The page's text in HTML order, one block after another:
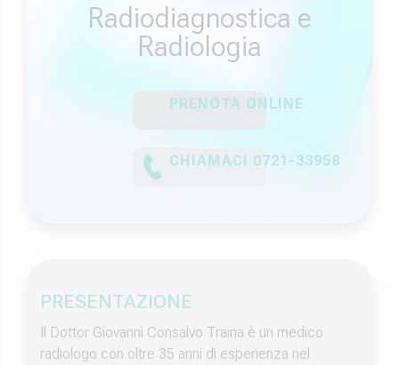
Radiodiagnostica e
Radiologia
PRENOTA ONLINE
CHIAMACI 0721-33958
PRESENTAZIONE
Il Dottor Giovanni Consalvo Traina è un medico
radiologo con oltre 35 anni di esperienza nel